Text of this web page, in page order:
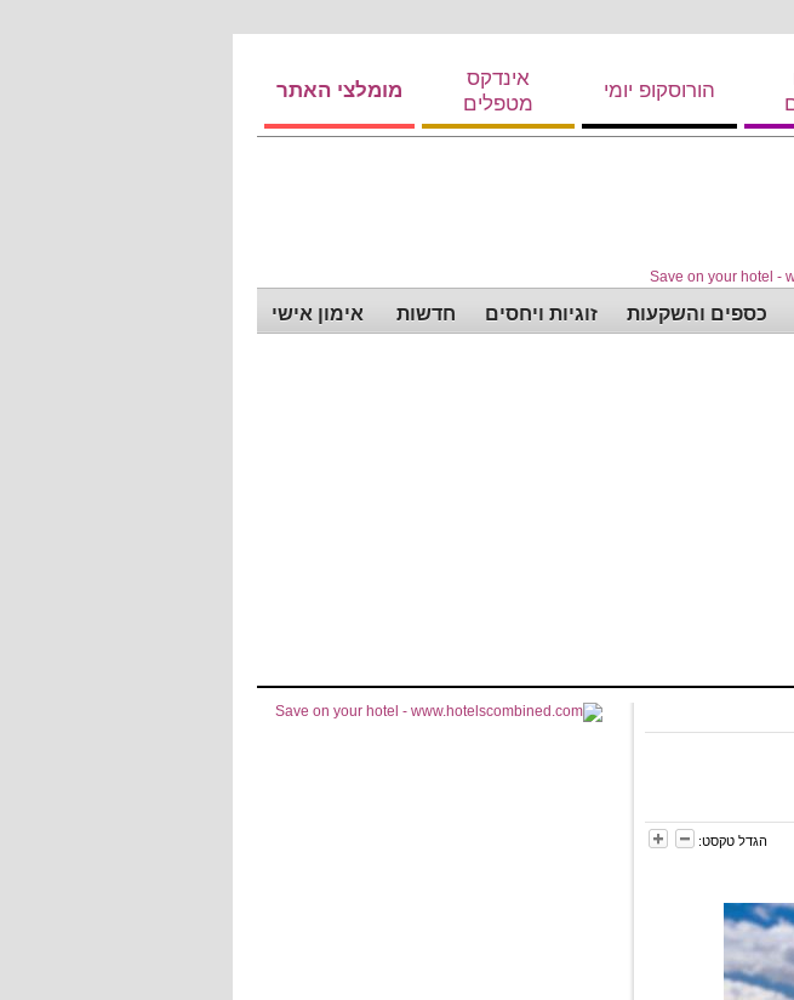
הורוסקופ יומי
אינדקס
מטפלים
מומלצי האתר
כספים והשקעות זוגיות ויחסים חדשות אימון אישי
הגדל טקסט: